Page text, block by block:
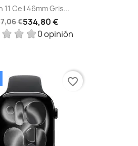
11 Cell 46mm Gris...
€534,80 €
0 opinión
favorite_border